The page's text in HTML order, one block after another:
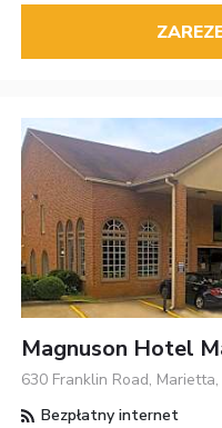
Magnuson Hotel
630 Franklin Road,
Bezpłatny internet